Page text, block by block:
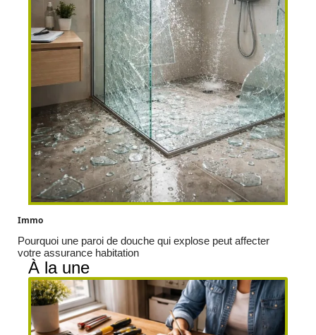
Immo
Pourquoi une paroi de douche qui explose peut affecter
votre assurance habitation
À la une